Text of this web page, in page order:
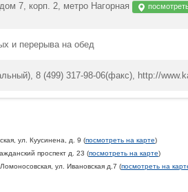
7, корп. 2, метро Нагорная
и перерыва на обед
8 (499) 317-98-06(факс), http://
ул. Куусинена, д. 9 (посмотреть на карте)
проспект д. 23 (посмотреть на карте)
ул. Ивановская д.7 (посмотреть на